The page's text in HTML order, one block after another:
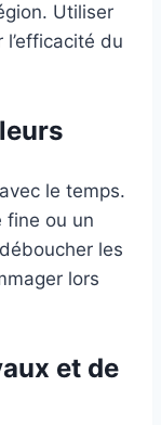
Utiliser
du
le temps.
fine ou un
les
lors
et de